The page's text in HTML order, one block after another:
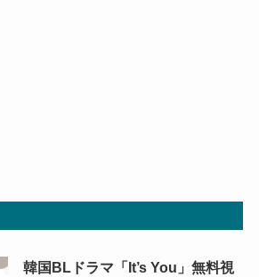
韓国BLドラマ「It’s You」無料視